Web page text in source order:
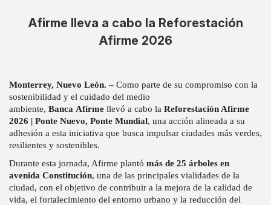
Afirme lleva a cabo la Reforestación
Afirme 2026
Monterrey, Nuevo León. – Como parte de su compromiso con la
sostenibilidad y el cuidado del medio
ambiente, Banca Afirme llevó a cabo la Reforestación Afirme
2026 | Ponte Nuevo, Ponte Mundial, una acción alineada a su
adhesión a esta iniciativa que busca impulsar ciudades más verdes,
resilientes y sostenibles.
Durante esta jornada, Afirme plantó más de 25 árboles en
avenida Constitución, una de las principales vialidades de la
ciudad, con el objetivo de contribuir a la mejora de la calidad de
vida, el fortalecimiento del entorno urbano y la reducción del